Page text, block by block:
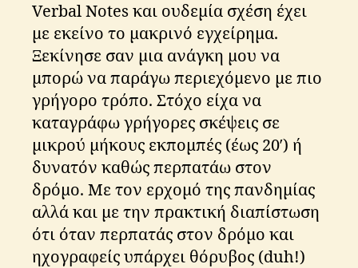
Verbal Notes και ουδεμία σχέση έχει
με εκείνο το μακρινό εγχείρημα.
Ξεκίνησε σαν μια ανάγκη μου να
μπορώ να παράγω περιεχόμενο με πιο
γρήγορο τρόπο. Στόχο είχα να
καταγράφω γρήγορες σκέψεις σε
μικρού μήκους εκπομπές (έως 20′) ή
δυνατόν καθώς περπατάω στον
δρόμο. Με τον ερχομό της πανδημίας
αλλά και με την πρακτική διαπίστωση
ότι όταν περπατάς στον δρόμο και
ηχογραφείς υπάρχει θόρυβος (duh!)